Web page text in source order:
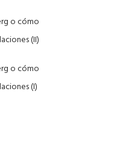
o cómo
(II)
o cómo
(I)